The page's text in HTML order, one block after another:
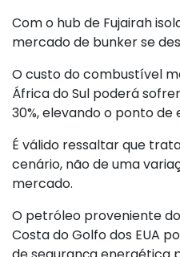
Com o hub de Fujairah
mercado de bunker se
O custo do combustível
África do Sul poderá
30%, elevando o ponto
É válido ressaltar que
cenário, não de uma
mercado.
O petróleo proveniente do
Costa do Golfo dos EUA